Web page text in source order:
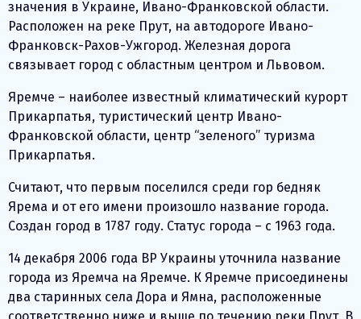
значения в Украине, Ивано-Франковской области.
Расположен на реке Прут, на автодороге Ивано-
Франковск-Рахов-Ужгород. Железная дорога
связывает город с областным центром и Львовом.
Яремче – наиболее известный климатический курорт
Прикарпатья, туристический центр Ивано-
Франковской области, центр “зеленого” туризма
Прикарпатья.
Считают, что первым поселился среди гор бедняк
Ярема и от его имени произошло название города.
Создан город в 1787 году. Статус города – с 1963 года.
14 декабря 2006 года ВР Украины уточнила название
города из Яремча на Яремче. К Яремче присоединены
два старинных села Дора и Ямна, расположенные